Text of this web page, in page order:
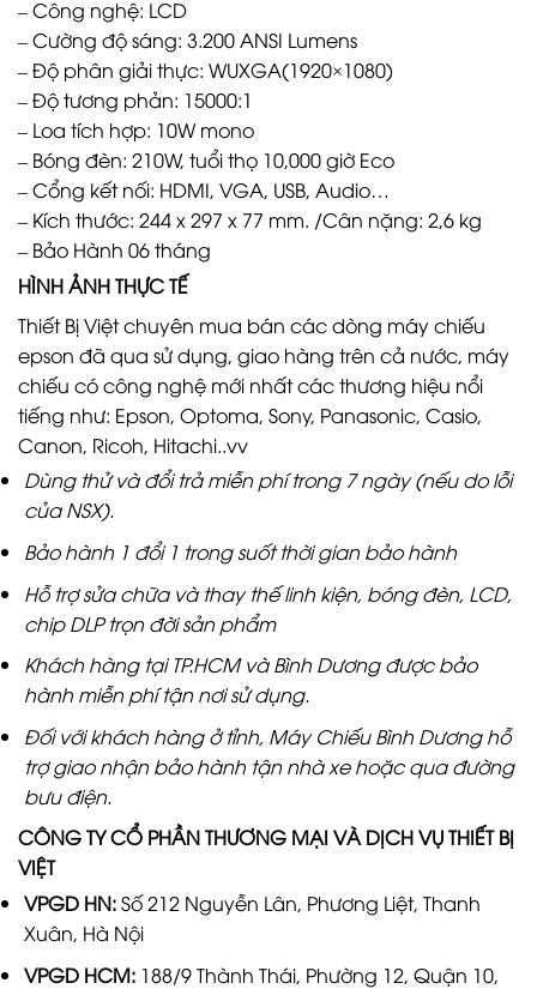
– Công nghệ: LCD
– Cường độ sáng: 3.200 ANSI Lumens
– Độ phân giải thực: WUXGA(1920×1080)
– Độ tương phản: 15000:1
– Loa tích hợp: 10W mono
– Bóng đèn: 210W, tuổi thọ 10,000 giờ Eco
– Cổng kết nối: HDMI, VGA, USB, Audio…
– Kích thước: 244 x 297 x 77 mm. /Cân nặng: 2,6 kg
– Bảo Hành 06 tháng
HÌNH ẢNH THỰC TẾ
Thiết Bị Việt chuyên mua bán các dòng máy chiếu
epson đã qua sử dụng, giao hàng trên cả nước, máy
chiếu có công nghệ mới nhất các thương hiệu nổi
tiếng như: Epson, Optoma, Sony, Panasonic, Casio,
Canon, Ricoh, Hitachi..vv
Dùng thử và đổi trả miễn phí trong 7 ngày (nếu do lỗi
của NSX).
Bảo hành 1 đổi 1 trong suốt thời gian bảo hành
Hỗ trợ sửa chữa và thay thế linh kiện, bóng đèn, LCD,
chip DLP trọn đời sản phẩm
Khách hàng tại TP.HCM và Bình Dương được bảo
hành miễn phí tận nơi sử dụng.
Đối với khách hàng ở tỉnh, Máy Chiếu Bình Dương hỗ
trợ giao nhận bảo hành tận nhà xe hoặc qua đường
bưu điện.
CÔNG TY CỔ PHẦN THƯƠNG MẠI VÀ DỊCH VỤ THIẾT BỊ
VIỆT
VPGD HN:Số 212 Nguyễn Lân, Phương Liệt, Thanh
Xuân, Hà Nội
VPGD HCM: 188/9 Thành Thái, Phường 12, Quận 10,